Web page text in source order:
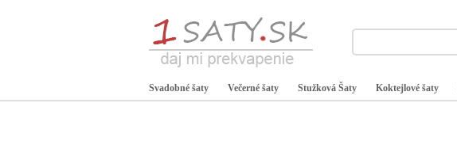
Svadobné šaty Večerné šaty Stužková Šaty Koktejlové šaty